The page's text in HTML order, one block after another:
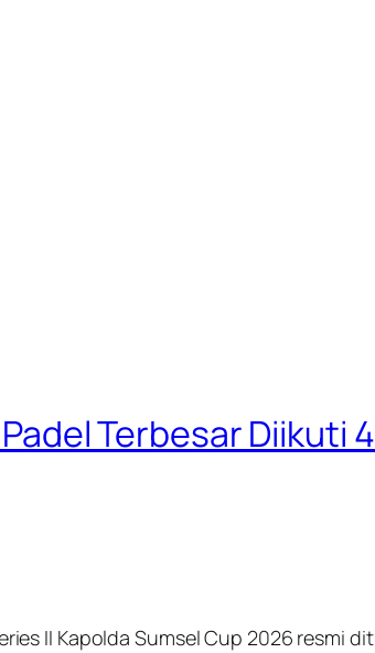
Terbesar Diikuti
II Kapolda Sumsel Cup 2026 resmi